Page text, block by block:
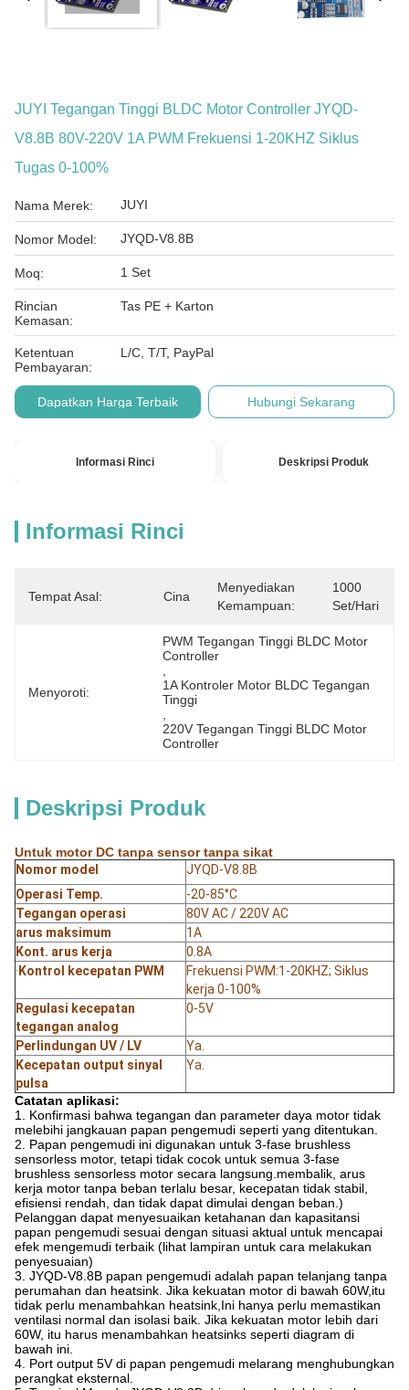
JUYI Tegangan Tinggi BLDC Motor Controller JYQD-
V8.8B 80V-220V 1A PWM Frekuensi 1-20KHZ Siklus
Tugas 0-100%
Nama Merek: JUYI
Nomor Model: JYQD-V8.8B
Moq: 1 Set
Rincian
Kemasan:
Tas PE + Karton
Ketentuan
Pembayaran:
L/C, T/T, PayPal
Dapatkan Harga Terbaik Hubungi Sekarang
Informasi Rinci Deskripsi Produk
Informasi Rinci
Tempat Asal: Cina
Menyediakan
Kemampuan:
1000
Set/hari
Menyoroti:
PWM Tegangan Tinggi BLDC Motor
Controller
1A Kontroler Motor BLDC Tegangan
Tinggi
220V Tegangan Tinggi BLDC Motor
Controller
Deskripsi Produk
Untuk motor DC tanpa sensor tanpa sikat
Nomor model
JYQD-V8.8B
Operasi Temp.
-20-85°C
Tegangan operasi
80V AC / 220V AC
arus maksimum
1A
Kont. arus kerja
0.8A
· Kontrol kecepatan PWM
Frekuensi PWM:1-20KHZ; Siklus
kerja 0-100%
Regulasi kecepatan
tegangan analog
0-5V
Perlindungan UV / LV
Ya.
Kecepatan output sinyal
pulsa
Ya.
Catatan aplikasi:
1. Konfirmasi bahwa tegangan dan parameter daya motor tidak
melebihi jangkauan papan pengemudi seperti yang ditentukan.
2. Papan pengemudi ini digunakan untuk 3-fase brushless
sensorless motor, tetapi tidak cocok untuk semua 3-fase
brushless sensorless motor secara langsung.membalik, arus
kerja motor tanpa beban terlalu besar, kecepatan tidak stabil,
efisiensi rendah, dan tidak dapat dimulai dengan beban.)
Pelanggan dapat menyesuaikan ketahanan dan kapasitansi
papan pengemudi sesuai dengan situasi aktual untuk mencapai
efek mengemudi terbaik (lihat lampiran untuk cara melakukan
penyesuaian)
3. JYQD-V8.8B papan pengemudi adalah papan telanjang tanpa
perumahan dan heatsink. Jika kekuatan motor di bawah 60W,itu
tidak perlu menambahkan heatsink,Ini hanya perlu memastikan
ventilasi normal dan isolasi baik. Jika kekuatan motor lebih dari
60W, itu harus menambahkan heatsinks seperti diagram di
bawah ini.
4. Port output 5V di papan pengemudi melarang menghubungkan
perangkat eksternal.